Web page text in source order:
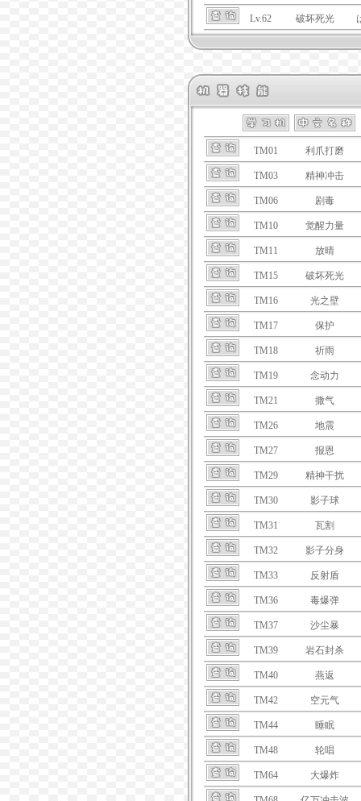
Lv.62 破坏死光
TM01 利爪打磨
TM03 精神冲击
TM06 剧毒
TM10 觉醒力量
TM11 放晴
TM15 破坏死光
TM16 光之壁
TM17 保护
TM18 祈雨
TM19 念动力
TM21 撒气
TM26 地震
TM27 报恩
TM29 精神干扰
TM30 影子球
TM31 瓦割
TM32 影子分身
TM33 反射盾
TM36 毒爆弹
TM37 沙尘暴
TM39 岩石封杀
TM40 燕返
TM42 空元气
TM44 睡眠
TM48 轮唱
TM64 大爆炸